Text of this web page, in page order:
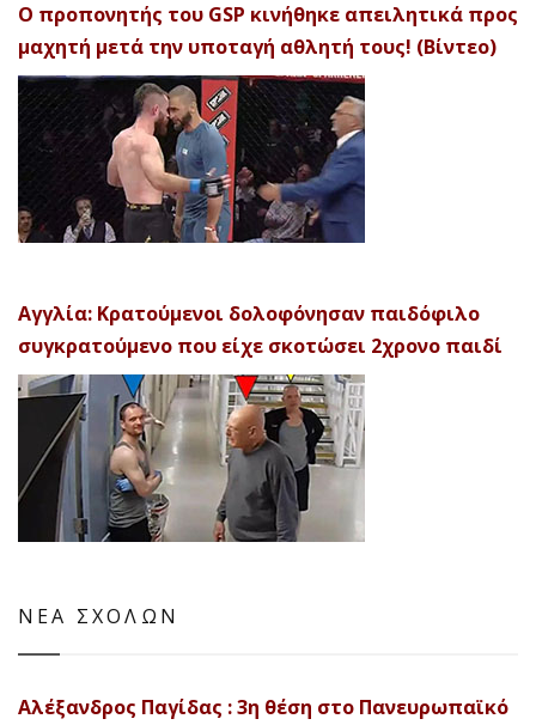
Ο προπονητής του GSP κινήθηκε απειλητικά προς
μαχητή μετά την υποταγή αθλητή τους! (Βίντεο)
Αγγλία: Κρατούμενοι δολοφόνησαν παιδόφιλο
συγκρατούμενο που είχε σκοτώσει 2χρονο παιδί
ΝΕΑ ΣΧΟΛΩΝ
Αλέξανδρος Παγίδας : 3η θέση στο Πανευρωπαϊκό